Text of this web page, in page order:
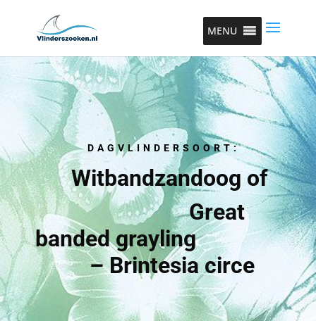
MENU
DAGVLINDERSOORT:
Witbandzandoog of
Great
banded grayling
– Brintesia circe